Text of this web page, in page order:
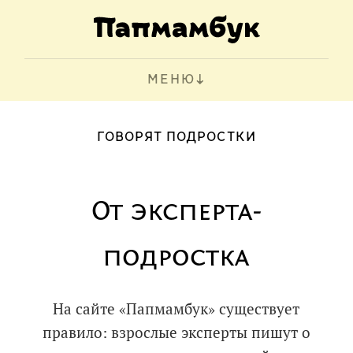
МЕНЮ
ГОВОРЯТ ПОДРОСТКИ
От эксперта-
подростка
На сайте «Папмамбук» существует
правило: взрослые эксперты пишут о